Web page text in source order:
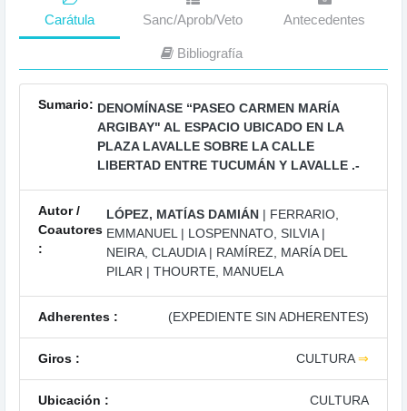
Carátula Sanc/Aprob/Veto Antecedentes
Bibliografía
Sumario: DENOMÍNASE “PASEO CARMEN MARÍA
ARGIBAY" AL ESPACIO UBICADO EN LA
PLAZA LAVALLE SOBRE LA CALLE
LIBERTAD ENTRE TUCUMÁN Y LAVALLE .-
Autor /
Coautores
:
LÓPEZ, MATÍAS DAMIÁN | FERRARIO,
EMMANUEL | LOSPENNATO, SILVIA |
NEIRA, CLAUDIA | RAMÍREZ, MARÍA DEL
PILAR | THOURTE, MANUELA
Adherentes : (EXPEDIENTE SIN ADHERENTES)
Giros : CULTURA⇒
Ubicación : CULTURA